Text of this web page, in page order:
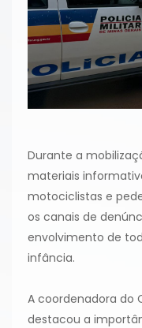
Durante a
materiais
motociclistas e
os canais de
envolvimento de
infância.
A coordenadora do
destacou a